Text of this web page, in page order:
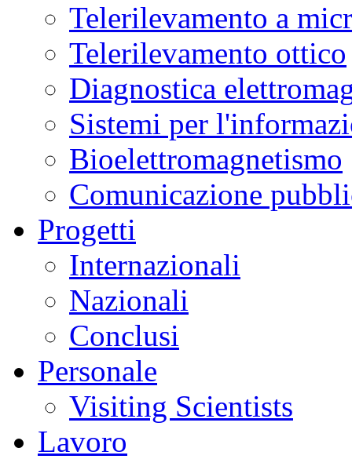
Telerilevamento a
Telerilevamento ottico
Diagnostica
Sistemi per
Bioelettromagnetismo
Comunicazione
Progetti
Internazionali
Nazionali
Conclusi
Personale
Visiting Scientists
Lavoro